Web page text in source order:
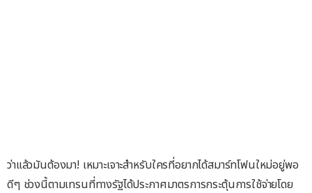
ว่าแล้วมันต้องมา! เหมาะเจาะสำหรับใครที่อยากได้สมาร์ทโฟนใหม่อยู่พอ
ดีๆ ช่วงนี้ตามเทรนที่ทางรัฐได้ประกาศมาตรการกระตุ้นการใช้จ่ายโดย